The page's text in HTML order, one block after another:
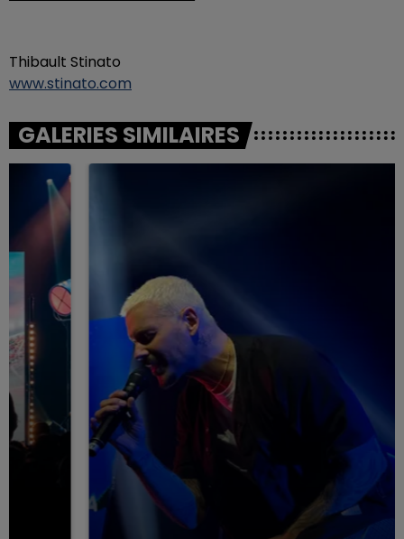
Thibault Stinato
www.stinato.com
GALERIES SIMILAIRES